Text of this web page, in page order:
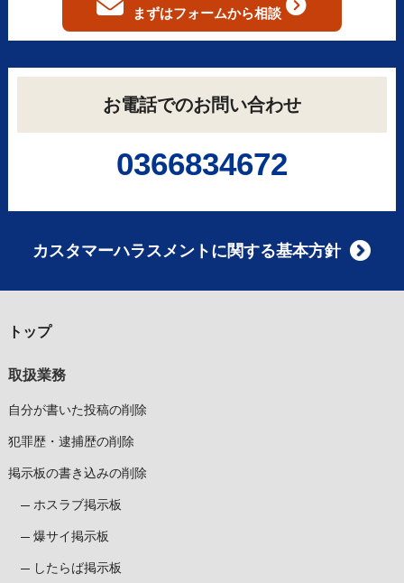
まずはフォームから相談
お電話でのお問い合わせ
0366834672
カスタマーハラスメントに関する基本方針
トップ
取扱業務
自分が書いた投稿の削除
犯罪歴・逮捕歴の削除
掲示板の書き込みの削除
ホスラブ掲示板
爆サイ掲示板
したらば掲示板